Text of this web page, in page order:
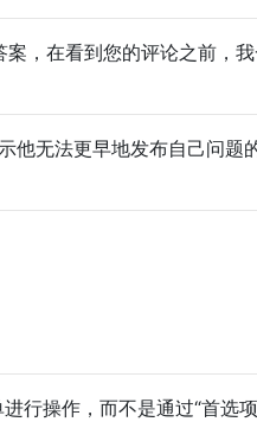
，在看到您的评论之前，
他无法更早地发布自己问题
行操作，而不是通过“首选项